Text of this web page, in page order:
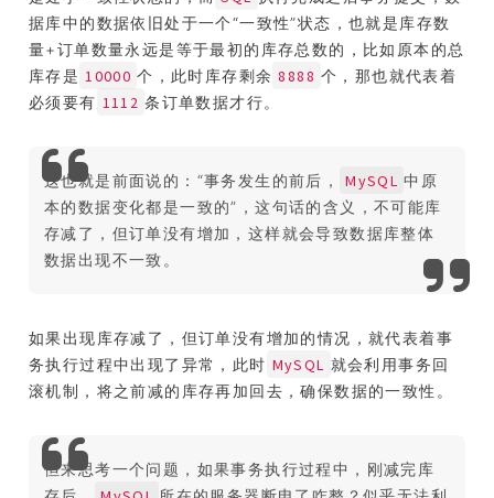
据库中的数据依旧处于一个“一致性”状态，也就是库存数
量+订单数量永远是等于最初的库存总数的，比如原本的总
库存是 10000 个，此时库存剩余 8888 个，那也就代表着
必须要有 1112 条订单数据才行。
这也就是前面说的：“事务发生的前后， MySQL 中原
本的数据变化都是一致的”，这句话的含义，不可能库
存减了，但订单没有增加，这样就会导致数据库整体
数据出现不一致。
如果出现库存减了，但订单没有增加的情况，就代表着事
务执行过程中出现了异常，此时 MySQL
就会利用事务回
滚机制，将之前减的库存再加回去，确保数据的一致性。
但来思考一个问题，如果事务执行过程中，刚减完库